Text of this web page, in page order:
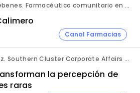
José Eduardo Yébenes. Farmacéutico comunitario en Mijas (Málaga).
Canal Farmacias
Ángela González. Southern Cluster Corporate Affairs & Patient Partnership Director. Kyowa Kirin.
la percepción de
raras